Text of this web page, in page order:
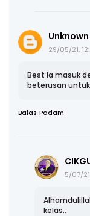
Unknown
29/05/21,
Best la masuk
beterusan
Balas Padam
5/07/
kelas..